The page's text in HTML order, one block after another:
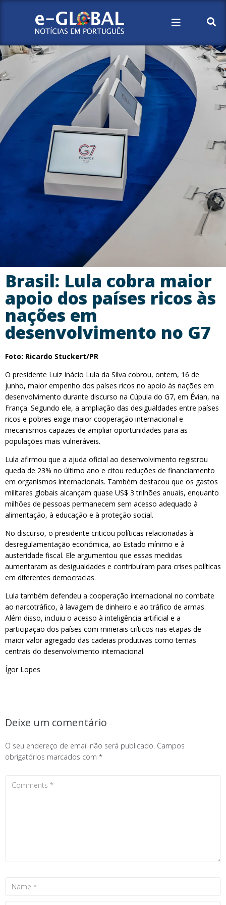
Brasil: Lula cobra maior
apoio dos países ricos às
nações em
desenvolvimento no G7
Foto: Ricardo Stuckert/PR
O presidente Luiz Inácio Lula da Silva cobrou, ontem, 16 de
junho, maior empenho dos países ricos no apoio às nações em
desenvolvimento durante discurso na Cúpula do G7, em Évian, na
França. Segundo ele, a ampliação das desigualdades entre países
ricos e pobres exige maior cooperação internacional e
mecanismos capazes de ampliar oportunidades para as
populações mais vulneráveis.
Lula afirmou que a ajuda oficial ao desenvolvimento registrou
queda de 23% no último ano e citou reduções de financiamento
em organismos internacionais. Também destacou que os gastos
militares globais alcançam quase US$ 3 trilhões anuais, enquanto
milhões de pessoas permanecem sem acesso adequado à
alimentação, à educação e à proteção social.
No discurso, o presidente criticou políticas relacionadas à
desregulamentação económica, ao Estado mínimo e à
austeridade fiscal. Ele argumentou que essas medidas
aumentaram as desigualdades e contribuíram para crises políticas
em diferentes democracias.
Lula também defendeu a cooperação internacional no combate
ao narcotráfico, à lavagem de dinheiro e ao tráfico de armas.
Além disso, incluiu o acesso à inteligência artificial e a
participação dos países com minerais críticos nas etapas de
maior valor agregado das cadeias produtivas como temas
centrais do desenvolvimento internacional.
Ígor Lopes
Deixe um comentário
O seu endereço de email não será publicado. Campos
obrigatórios marcados com *